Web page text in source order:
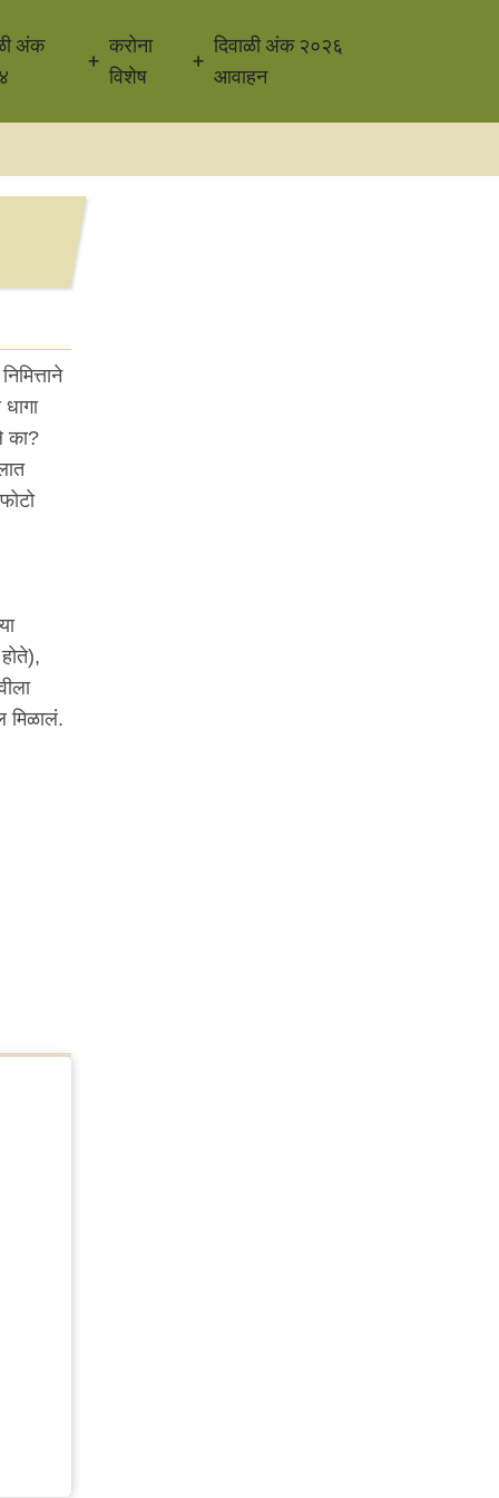
अंक
करोना
विशेष
दिवाळी अंक २०२६
आवाहन
का?
मिळालं.